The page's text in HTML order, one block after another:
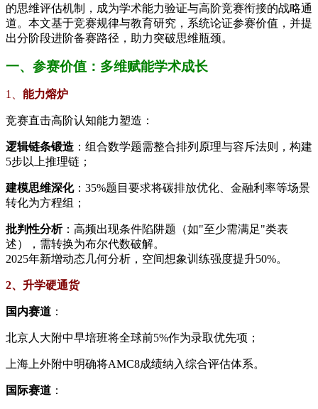
的思维评估机制，成为学术能力验证与高阶竞赛衔接的战略通
道。本文基于竞赛规律与教育研究，系统论证参赛价值，并提
出分阶段进阶备赛路径，助力突破思维瓶颈。
一、参赛价值：多维赋能学术成长
1、​ ​能力熔炉​
竞赛直击高阶认知能力塑造：
​逻辑链条锻造​ ​：组合数学题需整合排列原理与容斥法则，构建
5步以上推理链；
​建模思维深化​​：35%题目要求将碳排放优化、金融利率等场景
转化为方程组；
​批判性分析​​：高频出现条件陷阱题（如"至少需满足"类表
述），需转换为布尔代数破解。
2025年新增动态几何分析，空间想象训练强度提升50%。
2、​​升学硬通货​
​国内赛道​ ​：
北京人大附中早培班将全球前5%作为录取优先项；
上海上外附中明确将AMC8成绩纳入综合评估体系。
​国际赛道​ ​：